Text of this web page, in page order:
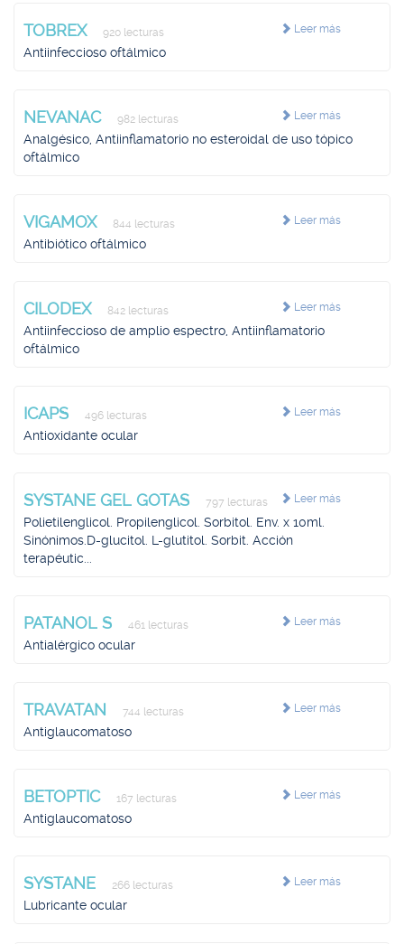
Leer más
TOBREX 920 lecturas
Antiinfeccioso oftálmico
Leer más
NEVANAC 982 lecturas
Analgésico, Antiinflamatorio no esteroidal de uso tópico
oftálmico
Leer más
VIGAMOX 844 lecturas
Antibiótico oftálmico
Leer más
CILODEX 842 lecturas
Antiinfeccioso de amplio espectro, Antiinflamatorio
oftálmico
Leer más
ICAPS 496 lecturas
Antioxidante ocular
Leer más
SYSTANE GEL GOTAS 797 lecturas
Polietilenglicol. Propilenglicol. Sorbitol. Env. x 10ml.
Sinónimos.D-glucitol. L-glutitol. Sorbit. Acción
terapéutic...
Leer más
PATANOL S 461 lecturas
Antialérgico ocular
Leer más
TRAVATAN 744 lecturas
Antiglaucomatoso
Leer más
BETOPTIC 167 lecturas
Antiglaucomatoso
Leer más
SYSTANE 266 lecturas
Lubricante ocular